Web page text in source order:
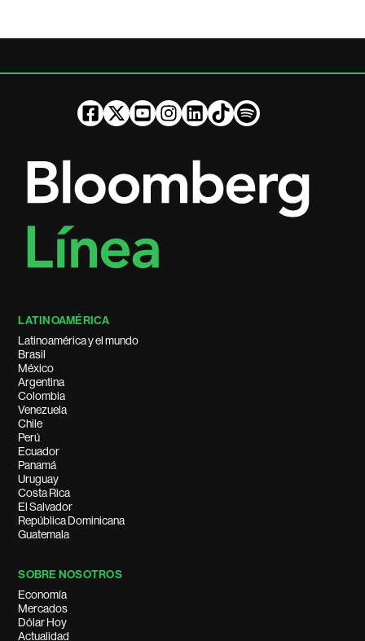
LATINOAMÉRICA
Latinoamérica y el mundo
Brasil
México
Argentina
Colombia
Venezuela
Chile
Perú
Ecuador
Panamá
Uruguay
Costa Rica
El Salvador
República Dominicana
Guatemala
SOBRE NOSOTROS
Economía
Mercados
Dólar Hoy
Actualidad